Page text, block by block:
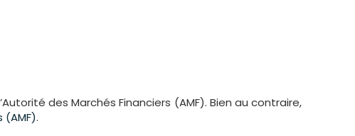
des Marchés Financiers (AMF). Bien au contraire,
(AMF).